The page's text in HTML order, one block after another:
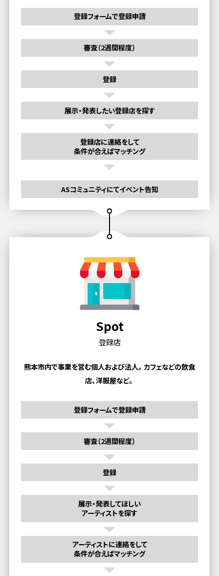
登録フォームで登録申請
審査（2週間程度）
登録
展示・発表したい登録店を探す
登録店に連絡をして
条件が合えばマッチング
ASコミュニティにてイベント告知
Spot
登録店
熊本市内で事業を営む個人および法人。 カフェなどの飲食
店、洋服屋など。
登録フォームで登録申請
審査（2週間程度）
登録
展示・発表してほしい
アーティストを探す
アーティストに連絡をして
条件が合えばマッチング